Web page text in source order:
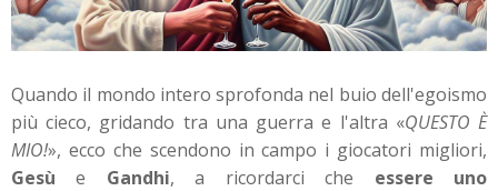
Quando il mondo intero sprofonda nel buio dell'egoismo
più cieco, gridando tra una guerra e l'altra «QUESTO È
MIO!», ecco che scendono in campo i giocatori migliori,
Gesù e Gandhi, a ricordarci che essere uno